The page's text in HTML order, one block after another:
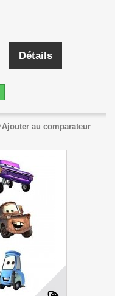
Détails
Ajouter au comparateur